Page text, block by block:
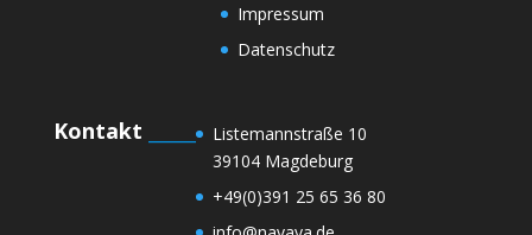
Impressum
Datenschutz
Kontakt
Listemannstraße 10
39104 Magdeburg
+49(0)391 25 65 36 80